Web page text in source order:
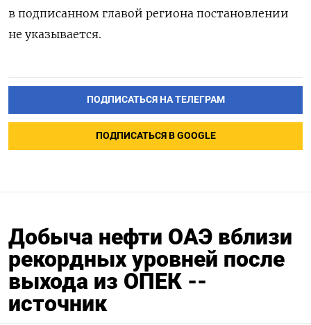
в подписанном главой региона постановлении
не указывается.
ПОДПИСАТЬСЯ НА ТЕЛЕГРАМ
ПОДПИСАТЬСЯ В GOOGLE
Добыча нефти ОАЭ вблизи
рекордных уровней после
выхода из ОПЕК --
источник